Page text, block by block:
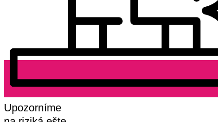
Upozorníme